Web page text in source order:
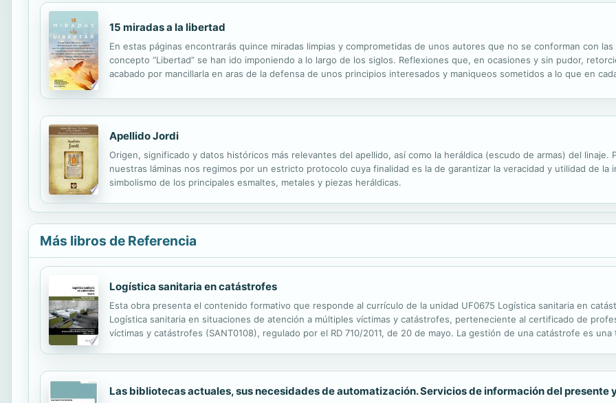
15 miradas a la libertad
En estas páginas encontrarás quince miradas limpias y comprometidas de unos autores que no se conforman con
concepto “Libertad” se han ido imponiendo a lo largo de los siglos. Reflexiones que, en ocasiones y sin pudor,
acabado por mancillarla en aras de la defensa de unos principios interesados y maniqueos sometidos a lo que en
Apellido Jordi
Origen, significado y datos históricos más relevantes del apellido, así como la heráldica (escudo de armas) del linaje.
nuestras láminas nos regimos por un estricto protocolo cuya finalidad es la de garantizar la veracidad y utilidad de la
simbolismo de los principales esmaltes, metales y piezas heráldicas.
Más libros de Referencia
Logística sanitaria en catástrofes
Esta obra presenta el contenido formativo que responde al currículo de la unidad UF0675 Logística sanitaria en
Logística sanitaria en situaciones de atención a múltiples víctimas y catástrofes, perteneciente al certificado de
víctimas y catástrofes (SANT0108), regulado por el RD 710/2011, de 20 de mayo. La gestión de una catástrofe es
Las bibliotecas actuales, sus necesidades de automatización. Servicios de información del presente